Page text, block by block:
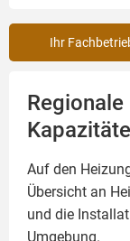
Ihr
Auf den
Übersicht an
und die
Umgebung.